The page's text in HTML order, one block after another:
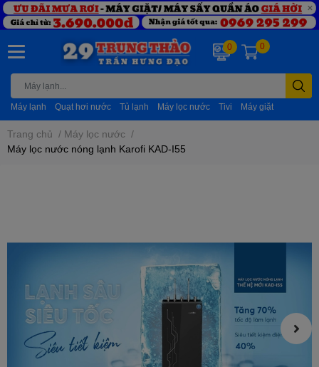
Máy lạnh Quạt hơi nước Tủ lạnh Máy lọc nước Tivi Máy giặt
0 0
Trang chủ / Máy lọc nước /
Máy lọc nước nóng lạnh Karofi KAD-I55